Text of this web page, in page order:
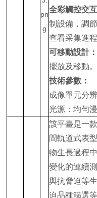
全彩觸控交
制設備，調
查看采集進程
可移動設計
擺放及移動。
技術參數：
成像單元分
光源：均勻
該平臺是一
間軌道式表
物生長過程
變化的連續
與抗脅迫等
迫品種篩選等